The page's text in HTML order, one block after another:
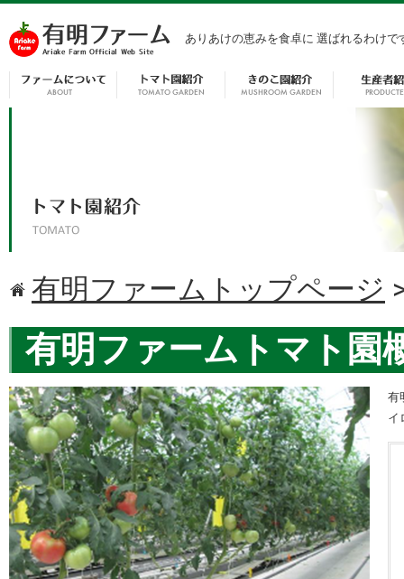
ありあけの恵みを食卓に 選ばれるわけ
有明ファームトップページ
有明ファームトマト園
有
イ